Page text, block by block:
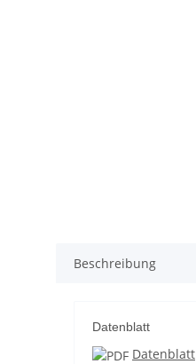
Beschreibung
Datenblatt
Datenblatt